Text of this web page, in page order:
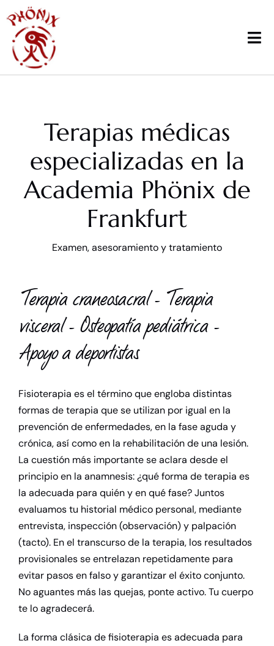
Saltar
contenido
Cursos
Seminarios
Formación
Terapia
Profesores
Mediateca
Contacta
Terapias médicas
especializadas en la
Academia Phönix de
Frankfurt
Examen, asesoramiento y tratamiento
Terapia craneosacral - Terapia
visceral - Osteopatía pediátrica -
Apoyo a deportistas
Fisioterapia es el término que engloba distintas
formas de terapia que se utilizan por igual en la
prevención de enfermedades, en la fase aguda y
crónica, así como en la rehabilitación de una lesión.
La cuestión más importante se aclara desde el
principio en la anamnesis: ¿qué forma de terapia es
la adecuada para quién y en qué fase? Juntos
evaluamos tu historial médico personal, mediante
entrevista, inspección (observación) y palpación
(tacto). En el transcurso de la terapia, los resultados
provisionales se entrelazan repetidamente para
evitar pasos en falso y garantizar el éxito conjunto.
No aguantes más las quejas, ponte activo. Tu cuerpo
te lo agradecerá.
La forma clásica de fisioterapia es adecuada para